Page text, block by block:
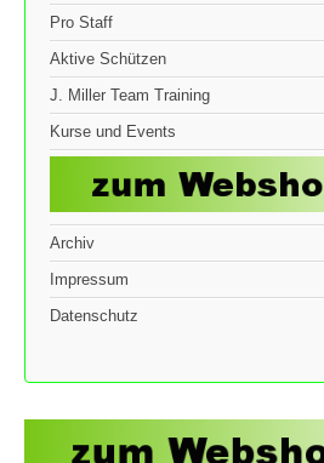
Pro Staff
Aktive Schützen
J. Miller Team Training
Kurse und Events
Archiv
Impressum
Datenschutz